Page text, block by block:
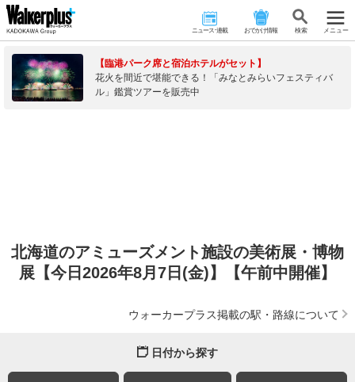
ニュース･連載 おでかけ情報 検 索 メニュー
【臨港パーク席と宿泊ホテルがセット】
花火を間近で堪能できる！「みなとみらいフェスティバ
ル」鑑賞ツアーを販売中
北海道のアミューズメント施設の美術展・博物
展【今日2026年8月7日(金)】【午前中開催】
ウォーカープラス掲載の駅・路線について
日付から探す